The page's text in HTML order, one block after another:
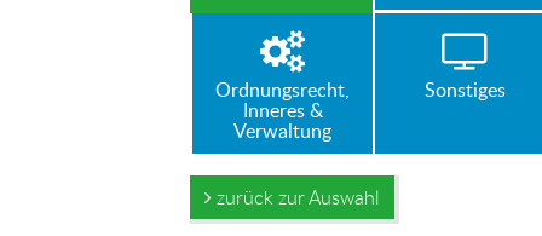
Ordnungsrecht,
Inneres &
Verwaltung
Sonstiges
zurück zur Auswahl